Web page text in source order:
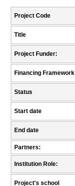
Project Code
Title
Project Funder:
Financing Framework
Status
Start date
End date
Partners:
Institution Role:
Project's school